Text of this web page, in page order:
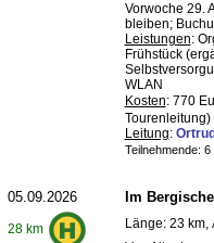
Vorwoche 29.
bleiben;
Leistungen:
Frühstück
WLAN
Kosten: 770
Tourenleitung)
Leitung:
Teilnehmende:
05.09.2026
28 km
Im
Länge: 23 km,